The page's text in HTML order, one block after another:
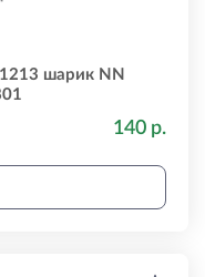
шарик NN
140 р.